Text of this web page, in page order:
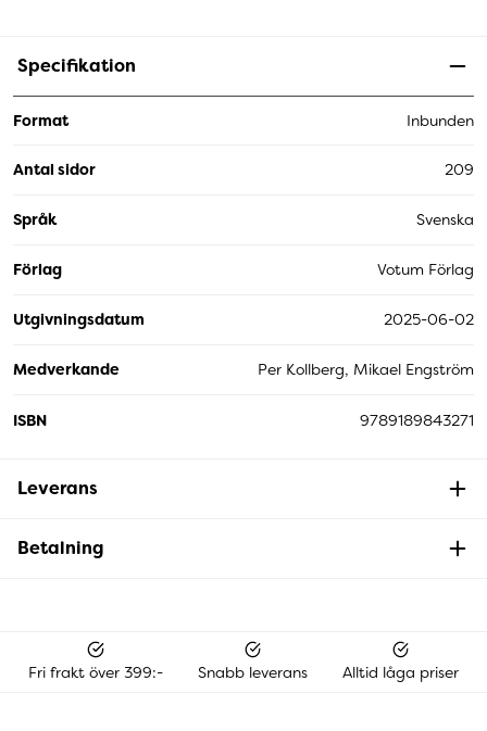
Specifikation
Format Inbunden
Antal sidor 209
Språk Svenska
Förlag Votum Förlag
Utgivningsdatum 2025-06-02
Medverkande Per Kollberg, Mikael Engström
ISBN 9789189843271
Leverans
Betalning
Fri frakt över 399:- Snabb leverans Alltid låga priser